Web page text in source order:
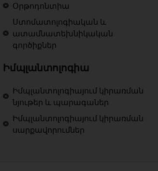
Օրթոդոնտիա
Ստոմատոլոգիական և
ատամնատեխնիկական
գործիքներ
Իմպլանտոլոգիա
Իմպլանտոլոգիայում կիրառման
նյութեր և պարագաներ
Իմպլանտոլոգիայում կիրառման
սարքավորումներ